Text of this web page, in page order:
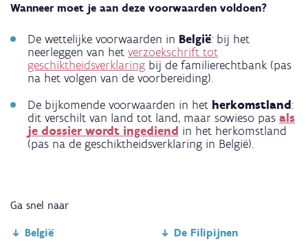
Wanneer moet je aan deze voorwaarden voldoen?
De wettelijke voorwaarden in België: bij het
neerleggen van het verzoekschrift tot
geschiktheidsverklaring bij de familierechtbank (pas
na het volgen van de voorbereiding).
De bijkomende voorwaarden in het herkomstland:
dit verschilt van land tot land, maar sowieso pas als
je dossier wordt ingediend in het herkomstland
(pas na de geschiktheidsverklaring in België).
Ga snel naar
België
De Filipijnen